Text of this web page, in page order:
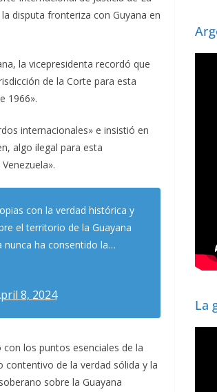
disputa fronteriza con Guyana en
la vicepresidenta recordó que
de la Corte para esta
1966».
internacionales» e insistió en
algo ilegal para esta
con la verdad histórica y
el territorio de la Guayana
nunca ha consentido la…
8, 2024
los puntos esenciales de la
contentivo de la verdad sólida y la
sobre la Guayana
La